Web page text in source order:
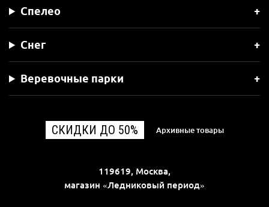
Спелео
Снег
Веревочные парки
СКИДКИ ДО 50% Архивные товары
119619, Москва,
магазин «Ледниковый период»